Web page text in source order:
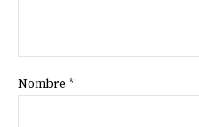
Nombre *